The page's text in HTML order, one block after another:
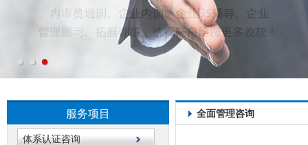
服务项目
体系认证咨询
全面管理咨询